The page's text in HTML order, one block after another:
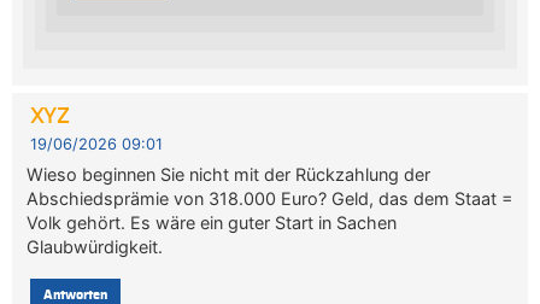
XYZ
19/06/2026 09:01
Wieso beginnen Sie nicht mit der Rückzahlung der
Abschiedsprämie von 318.000 Euro? Geld, das dem Staat =
Volk gehört. Es wäre ein guter Start in Sachen
Glaubwürdigkeit.
Antworten